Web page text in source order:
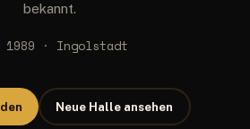
bekannt.
1989 · Ingolstadt
Neue Halle ansehen